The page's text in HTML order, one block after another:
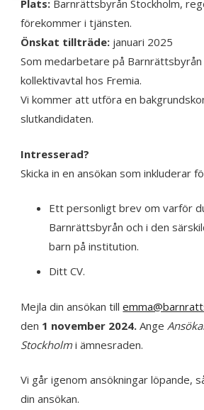
Plats: Barnrättsbyrån Stockholm,
förekommer i tjänsten.
Önskat tillträde: januari 2025
Som medarbetare på
kollektivavtal hos Fremia.
Vi kommer att utföra en
slutkandidaten.
Intresserad?
Skicka in en ansökan som inkluderar
Ett personligt brev om varför
Barnrättsbyrån och i den
barn på institution.
Ditt CV.
Mejla din ansökan till
den 1 november 2024. Ange
Stockholmi ämnesraden.
Vi går igenom ansökningar löpande,
din ansökan.